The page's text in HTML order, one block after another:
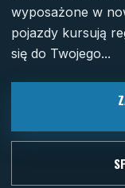
wyposażone w
pojazdy kursują
się do Twojego...